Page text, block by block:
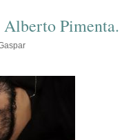
Alberto Pimenta.